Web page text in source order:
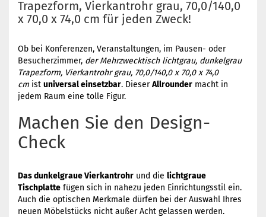
Trapezform, Vierkantrohr grau, 70,0/140,0
x 70,0 x 74,0 cm für jeden Zweck!
Ob bei Konferenzen, Veranstaltungen, im Pausen- oder
Besucherzimmer, der Mehrzwecktisch lichtgrau, dunkelgrau
Trapezform, Vierkantrohr grau, 70,0/140,0 x 70,0 x 74,0
cm ist universal einsetzbar. DieserAllrounder macht in
jedem Raum eine tolle Figur.
Machen Sie den Design-
Check
Das dunkelgraue Vierkantrohr und die lichtgraue
Tischplatte fügen sich in nahezu jeden Einrichtungsstil ein.
Auch die optischen Merkmale dürfen bei der Auswahl Ihres
neuen Möbelstücks nicht außer Acht gelassen werden.